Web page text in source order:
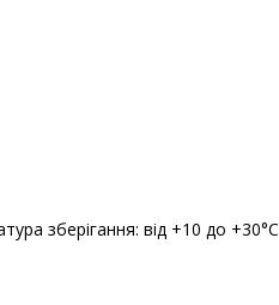
зберігання: від +10 до +30°С